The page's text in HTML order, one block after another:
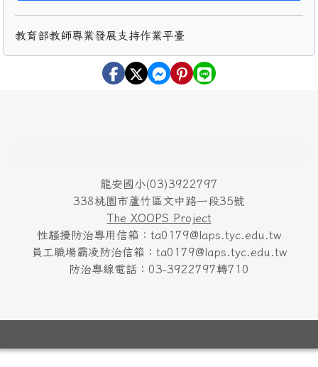
教育部教師專業發展支持作業平臺
龍安國小(03)3922797
338桃園市蘆竹區文中路一段35號
The XOOPS Project
性騷擾防治專用信箱：ta0179@laps.tyc.edu.tw
員工職場霸凌防治信箱：ta0179@laps.tyc.edu.tw
防治專線電話：03-3922797轉710